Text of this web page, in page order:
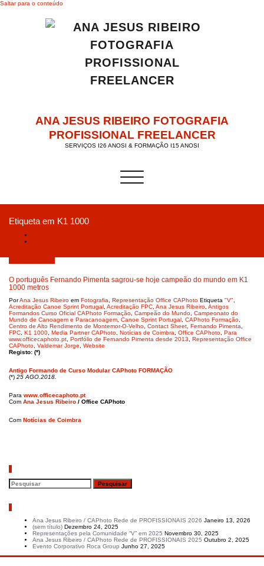
Saltar para o conteúdo
ANA JESUS RIBEIRO FOTOGRAFIA
PROFISSIONAL FREELANCER
SERVIÇOS I26 ANOSI & FORMAÇÃO I15 ANOSI
Alternar a navegação
Etiqueta em K1 1000
O português Fernando Pimenta sagrou-se hoje campeão do mundo em K1
1000 metros
PorAna Jesus Ribeiro em Fotografia Representação Office CAPhoto Etiqueta "V"
Acreditação Canoe Sprint Portugal Acreditação FPC Ana Jesus Ribeiro Antigos
Formandos Curso Oficial CAPhoto Formação Campeão do Mundo Campeonato do
Mundo de Canoagem e Paracanoagem Canoe Sprint Portugal CAPhoto Formação
Centro de Alto Rendimento de Montemor-O-Velho Contact Sheet Fernando Pimenta
FPC K1 1000 Media Partner CAPhoto Notícias de Coimbra Office CAPhoto Para
www.officecaphoto.pt Portfólio de Fernando Pimenta desde 2013
Representação Office
CAPhoto Valdemar Jorge
Website
Registo: (*)
Antigo Formando de Curso Modular CAPhoto FORMAÇÃO
(*) 25 AGO.2018.
Para www.officecaphoto.pt
Com Ana Jesus Ribeiro / Office CAPhoto
Com Notícias de Coimbra
Ana Jesus Ribeiro / CAPhoto Rede de PROFISSIONAIS 2026 Janeiro 13, 2026
(sem título) Dezembro 24, 2025
Representações pela Comunidade “V” em 2025 Novembro 30, 2025
Ana Jesus Ribeiro / CAPhoto Rede de PROFISSIONAIS 2025 Outubro 2, 2025
Evento Corporativo Roca Group Junho 27, 2025